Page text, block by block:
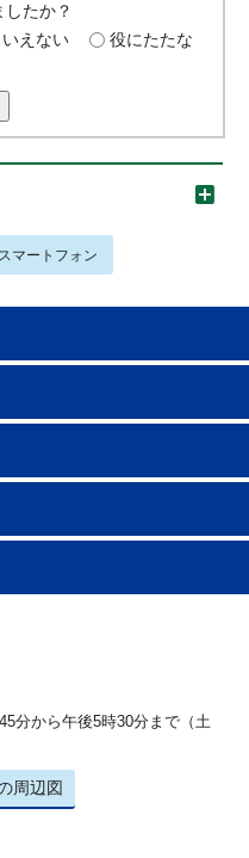
たか？
えない
役にたたな
スマートフォン
分から午後5時30分まで（土
周辺図